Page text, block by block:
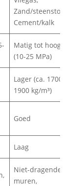
Zand/steenstof,
Cement/kalk
Matig tot hoog
(10-25 MPa)
Lager (ca. 1700-
1900 kg/m³)
Goed
Laag
Niet-dragende
muren,